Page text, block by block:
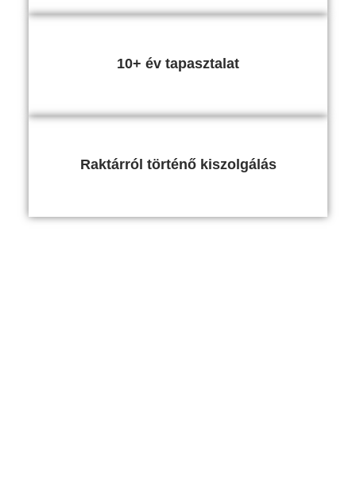
10+ év tapasztalat
Raktárról történő kiszolgálás